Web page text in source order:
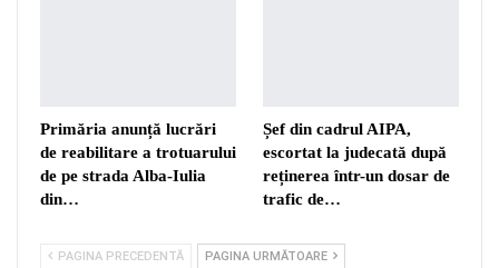
Primăria anunță lucrări
de reabilitare a trotuarului
de pe strada Alba-Iulia
din…
Șef din cadrul AIPA,
escortat la judecată după
reținerea într-un dosar de
trafic de…
PAGINA PRECEDENTĂ PAGINA URMĂTOARE